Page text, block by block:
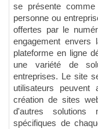
se présente
personne ou
offertes par le
engagement envers
plateforme en ligne
une variété de
entreprises. Le site
utilisateurs
création de sites
d'autres solutions
spécifiques de